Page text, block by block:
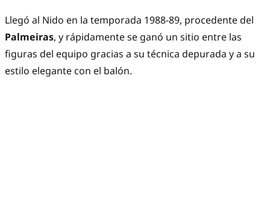
Llegó al Nido en la temporada 1988-89, procedente del
Palmeiras, y rápidamente se ganó un sitio entre las
figuras del equipo gracias a su técnica depurada y a su
estilo elegante con el balón.